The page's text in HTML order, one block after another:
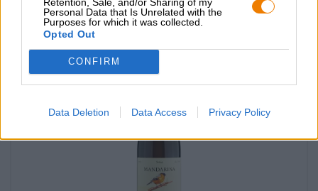
Personal Data that Is Unrelated with the
Purposes for which it was collected.
Opted Out
CONFIRM
Data Deletion Data Access Privacy Policy